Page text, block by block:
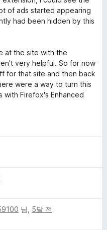
of ads started appearing
had been hidden by this
at the site with the
very helpful. So for now
for that site and then back
were a way to turn this
Firefox's Enhanced
님, 5달 전